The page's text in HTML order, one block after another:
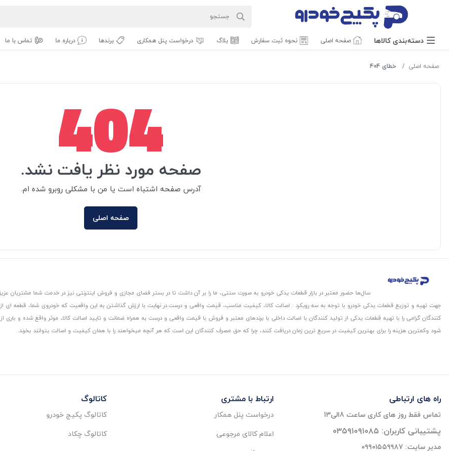
دسته‌بندی‌ کالاها صفحه اصلی نحوه ثبت سفارش بلاگ درخواست پنل همکاری برندها درباره ما تماس با ما
صفحه اصلی خطای 404
404
صفحه مورد نظر یافت نشد.
آدرس صفحه اشتباه است یا من با مشکلی روبرو شده ام.
صفحه اصلی
سال‌ها حضور معتبر در بازار قطعات یدکی خودرو به صورت سنتی، ما را بر آن داشت تا در بستر فضای مجازی و فروش اینترنتی نیز در خدمت شما مشتریان
جهت تهیه و توزیع قطعات یدکی خودرو با توجه به سه رویکرد : اصالت کالا، کیفیت مناسب، قیمت واقعی و درست.در نهایت با ارزش گذاشتن به این واقعیت که خودروی شما، قطعه
کنندگان گرامی را با تهیه قطعات یدکی از تولید کنندگان با اصالت داخلی با برندهای معتبر و فروش با قیمت واقعی و درست به همراه ضمانت و تایید اصالت کالا، موثر واقع شده و
شود و‌کمترین هزینه را برای بهترین کیفیت در سریع ترین زمان دریافت کنند، چرا که حق مصرف کنندگان این است که هر آنچه میخواهند را با همان کیفیت و اصالت بتوانند بخرند..
راه های ارتباطی
تماس فقط روز های کاری ساعت 8الی13
پشتیبانی کاربران: ۰۳۵۹۱۰۹۱۰۸۵
مدیر سایت: ۰۹۹۰۱۵۵۹۹۸۷
ارتباط با مشتری
درخواست پنل همکار
اعلام کالای مرجوعی
کاتالوگ
کاتالوگ پکیج خودرو
کاتالوگ چکاد